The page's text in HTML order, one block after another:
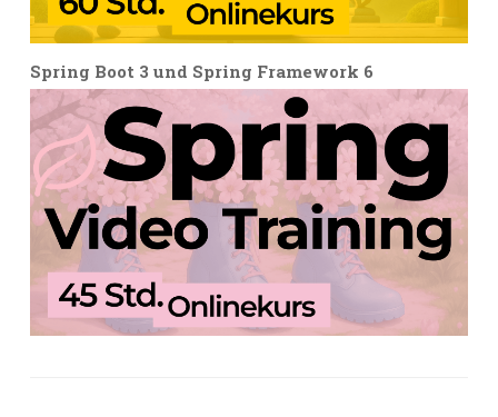
Spring Boot 3 und Spring Framework 6